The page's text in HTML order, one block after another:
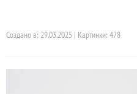
Создано в: 29.03.2025 | Картинки: 478